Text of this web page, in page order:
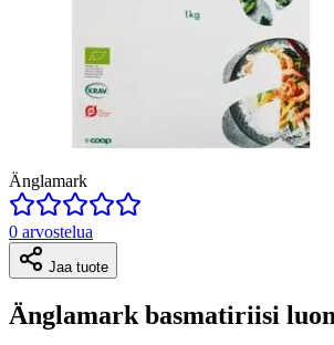
Änglamark
0 arvostelua
Jaa tuote
Änglamark basmatiriisi